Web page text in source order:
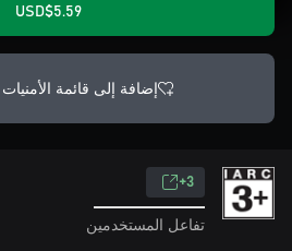
USD$5.59
إضافة إلى قائمة الأمنيات
3+
تفاعل المستخدمين